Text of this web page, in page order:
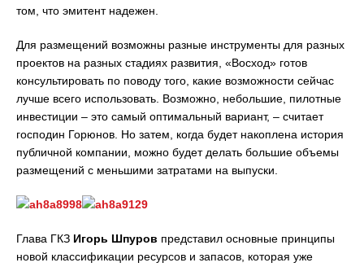
том, что эмитент надежен.
Для размещений возможны разные инструменты для разных
проектов на разных стадиях развития, «Восход» готов
консультировать по поводу того, какие возможности сейчас
лучше всего использовать. Возможно, небольшие, пилотные
инвестиции – это самый оптимальный вариант, – считает
господин Горюнов. Но затем, когда будет накоплена история
публичной компании, можно будет делать большие объемы
размещений с меньшими затратами на выпуски.
Глава ГКЗ Игорь Шпуров представил основные принципы
новой классификации ресурсов и запасов, которая уже